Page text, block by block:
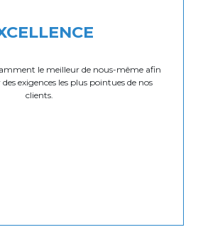
le meilleur de nous-même afin
exigences les plus pointues de nos
clients.